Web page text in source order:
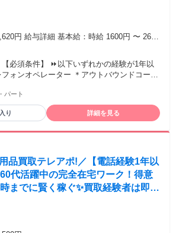
円 給与詳細 基本給：時給 1600円 〜 2620
用期間が終わる前に面談を
い基準をもとに、スキルや 日々の取り組み
頑張り次第で早めの昇給も目指せる！
必須条件】 ⏩以下いずれかの経験が1年以
ォンオペレーター ＊アウトバウンドコール
る方！ ⏩法
ける方 （スマートフォン不可） ⏩在宅勤務に
必須） ・静かな個室
迎
ンドや テレアポ経験を活かした
し、自分の力で評価されたい方 ⏩新しい知
自己成長を目指せる方 ⏩自己
アUPを目指す方 ⏩数値目標に対して行動を
パート
り 詳細を見る
品買取テレアポ!／【電話経験1年以
60代活躍中の完全在宅ワーク！得意
までに賢く稼ぐ✨買取経験者は即優